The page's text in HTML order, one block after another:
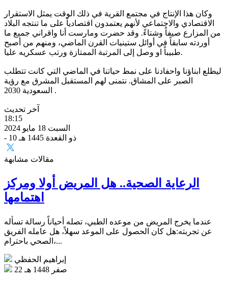
وكان هذا الإنتاج في مجتمع القرية في ذلك الوقت يمثل الاستقرار
الاقتصادي والاجتماعي لأنهم يعتمدون اقتصادياً على ما تنتجه البلاد
من المزارع صيفاً وشتاءً. وقد حضرت ومارست أنا واقراني جميع ما
أوردته سابقاً في أوائل ستينيات القرن الماضي، ومنهم من أصبح
طبيباً او وصل إلى المرتبة الممتازة ورتب عسكريه عليا.
ليطلع ابناؤنا واحفادنا على نمط حياتنا في الماضي التي كانت تتطلب
الصبر على المشاق. نتمنى لهم المستقبل المشرق مع رؤية
السعودية 2030 .
آخر تحديث
18:15
السبت 18 مايو 2024
- 10 ذو القعدة 1445 هـ
مقالات مشابهة
الرعاية الصحية.. هل المريض أولا ومركز
اهتمامها
عندما يخرج المريض من موعده الطبي، تصله أحياناً رسالة تسأله
عن تجربته:هل كان الحصول على الموعد سهلاً، هل عامله الفريق
الصحي باحترام،...
إبراهيم الحفظي
22 صفر 1448 هـ